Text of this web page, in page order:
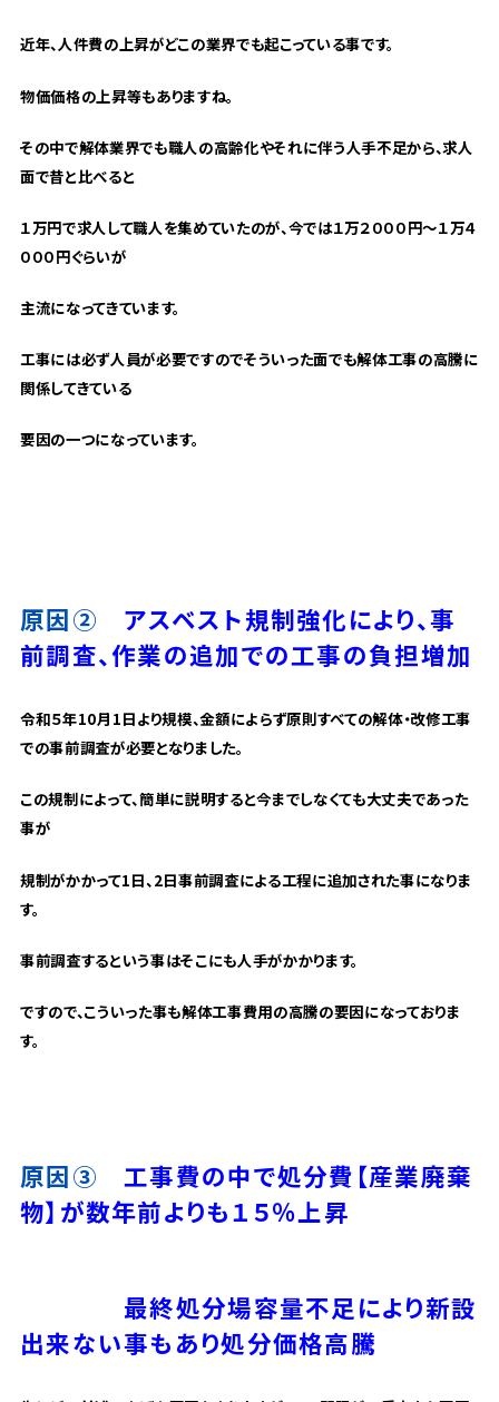
近年、人件費の上昇がどこの業界でも起こっている事です。
物価価格の上昇等もありますね。
その中で解体業界でも職人の高齢化やそれに伴う人手不足から、求人
面で昔と比べると
１万円で求人して職人を集めていたのが、今では１万２０００円～１万４
０００円ぐらいが
主流になってきています。
工事には必ず人員が必要ですのでそういった面でも解体工事の高騰に
関係してきている
要因の一つになっています。
原因② アスベスト規制強化により、事
前調査、作業の追加での工事の負担増加
令和５年10月1日より規模、金額によらず原則すべての解体・改修工事
での事前調査が必要となりました。
この規制によって、簡単に説明すると今までしなくても大丈夫であった
事が
規制がかかって1日、2日事前調査による工程に追加された事になりま
す。
事前調査するという事はそこにも人手がかかります。
ですので、こういった事も解体工事費用の高騰の要因になっておりま
す。
原因③工事費の中で処分費【産業廃棄
物】が数年前よりも１５％上昇
最終処分場容量不足により新設
出来ない事もあり処分価格高騰